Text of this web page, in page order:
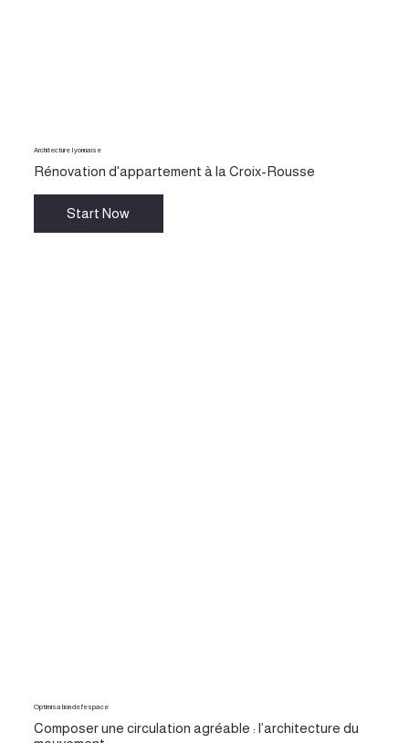
Architecture Iyonnaise
Rénovation d'appartement à la Croix-Rousse
Start Now
Optimisation de l'espace
Composer une circulation agréable : l’architecture du